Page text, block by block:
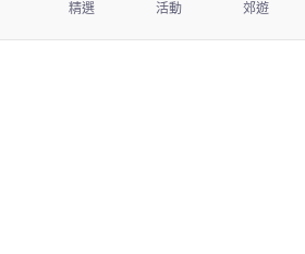
精選 活動 郊遊